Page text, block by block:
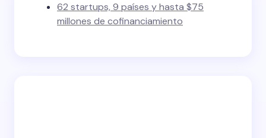
62 startups, 9 países y hasta $75
millones de cofinanciamiento